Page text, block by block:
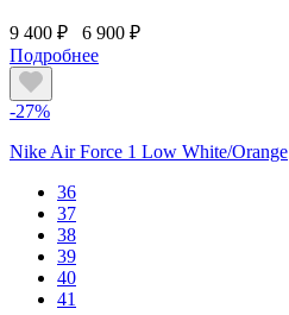
9 400 ₽
6 900 ₽
Подробнее
-27%
Nike Air Force 1 Low White/Orange
36
37
38
39
40
41